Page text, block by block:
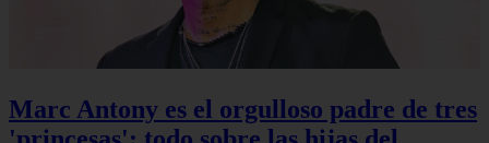
Marc Antony es el orgulloso padre de tres